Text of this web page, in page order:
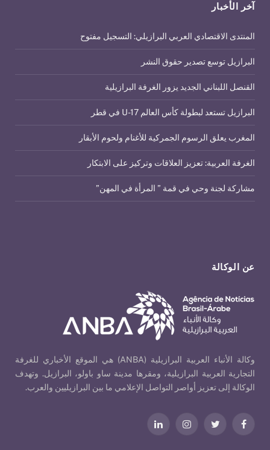
عن الوكالة
وكالة الأنباء العربية البرازيلية (ANBA) هي الموقع الأخباري للغرفة
التجارية العربية البرازيلية، ومقرها مدينة ساو باولو، البرازيل. وتهدف
الوكالة إلى تعزيز أواصر التواصل الإعلامي ما بين البرازيليين والعرب.
فيسبوكتويتر الانستغراملينكدإن
آخر الأخبار
المنتدى الاقتصادي العربي البرازيلي: التسجيل مفتوح
البرازيل توسع تصدير حقوق النشر
القنصل اللبناني الجديد يزور الغرفة البرازيلية
البرازيل تستعد لبطولة كأس العالم U-17 في قطر
المغرب يعلق الرسوم الجمركية للأغنام ولحوم الأبقار
الغرفة العربية: تعزيز العلاقات وتركيز على الابتكار
مشاركة لجنة وحي في قمة ” المرأة في المهن”